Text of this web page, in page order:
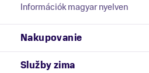
Információk magyar nyelven
Nakupovanie
Služby zima